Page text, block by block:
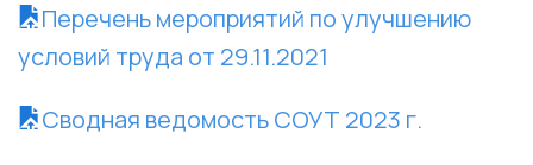
Перечень мероприятий по улучшению
условий труда от 29.11.2021
Сводная ведомость СОУТ 2023 г.